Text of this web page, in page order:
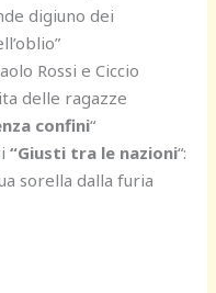
digiuno dei
Rossi e Ciccio
delle ragazze
confini“
“Giusti tra le nazioni“:
sorella dalla furia